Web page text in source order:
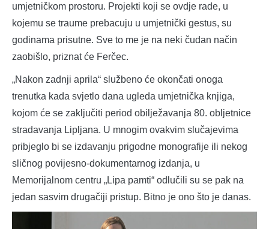
umjetničkom prostoru. Projekti koji se ovdje rade, u
kojemu se traume prebacuju u umjetnički gestus, su
godinama prisutne. Sve to me je na neki čudan način
zaobišlo, priznat će Ferčec.
„Nakon zadnji aprila“ službeno će okončati onoga
trenutka kada svjetlo dana ugleda umjetnička knjiga,
kojom će se zaključiti period obilježavanja 80. obljetnice
stradavanja Lipljana. U mnogim ovakvim slučajevima
pribjeglo bi se izdavanju prigodne monografije ili nekog
sličnog povijesno-dokumentarnog izdanja, u
Memorijalnom centru „Lipa pamti“ odlučili su se pak na
jedan sasvim drugačiji pristup. Bitno je ono što je danas.